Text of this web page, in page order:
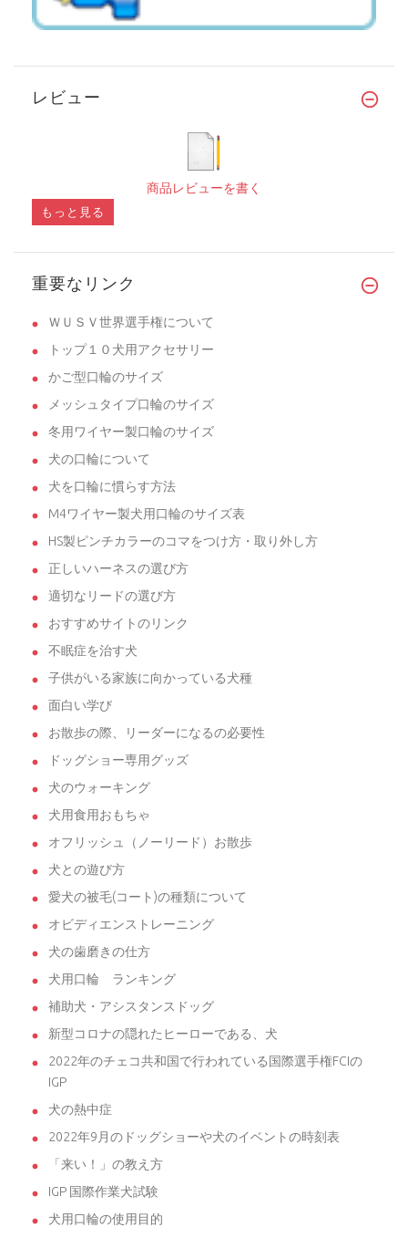
レビュー
商品レビューを書く
もっと見る
重要なリンク
ＷＵＳＶ世界選手権について
トップ１０犬用アクセサリー
かご型口輪のサイズ
メッシュタイプ口輪のサイズ
冬用ワイヤー製口輪のサイズ
犬の口輪について
犬を口輪に慣らす方法
M4ワイヤー製犬用口輪のサイズ表
HS製ピンチカラーのコマをつけ方・取り外し方
正しいハーネスの選び方
適切なリードの選び方
おすすめサイトのリンク
不眠症を治す犬
子供がいる家族に向かっている犬種
面白い学び
お散歩の際、リーダーになるの必要性
ドッグショー専用グッズ
犬のウォーキング
犬用食用おもちゃ
オフリッシュ（ノーリード）お散歩
犬との遊び方
愛犬の被毛(コート)の種類について
オビディエンストレーニング
犬の歯磨きの仕方
犬用口輪 ランキング
補助犬・アシスタンスドッグ
新型コロナの隠れたヒーローである、犬
2022年のチェコ共和国で行われている国際選手権FCIの
IGP
犬の熱中症
2022年9月のドッグショーや犬のイベントの時刻表
「来い！」の教え方
IGP 国際作業犬試験
犬用口輪の使用目的